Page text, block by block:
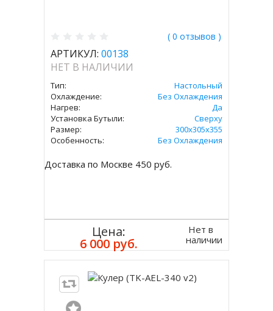
( 0 отзывов )
АРТИКУЛ: 00138
НЕТ В НАЛИЧИИ
Тип:
Настольный
Охлаждение:
Без Охлаждения
Нагрев:
Да
Установка Бутыли:
Сверху
Размер:
300х305х355
Особенность:
Без Охлаждения
Доставка по Москве 450 руб.
Цена:
6 000 руб.
Нет в
наличии